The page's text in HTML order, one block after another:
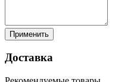
Применить
Доставка